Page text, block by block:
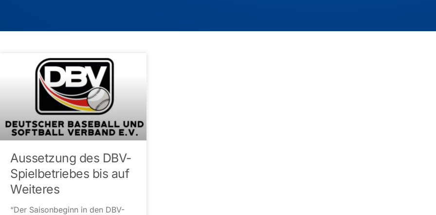
Aussetzung des DBV-
Spielbetriebes bis auf
Weiteres
“Der Saisonbeginn in den DBV-